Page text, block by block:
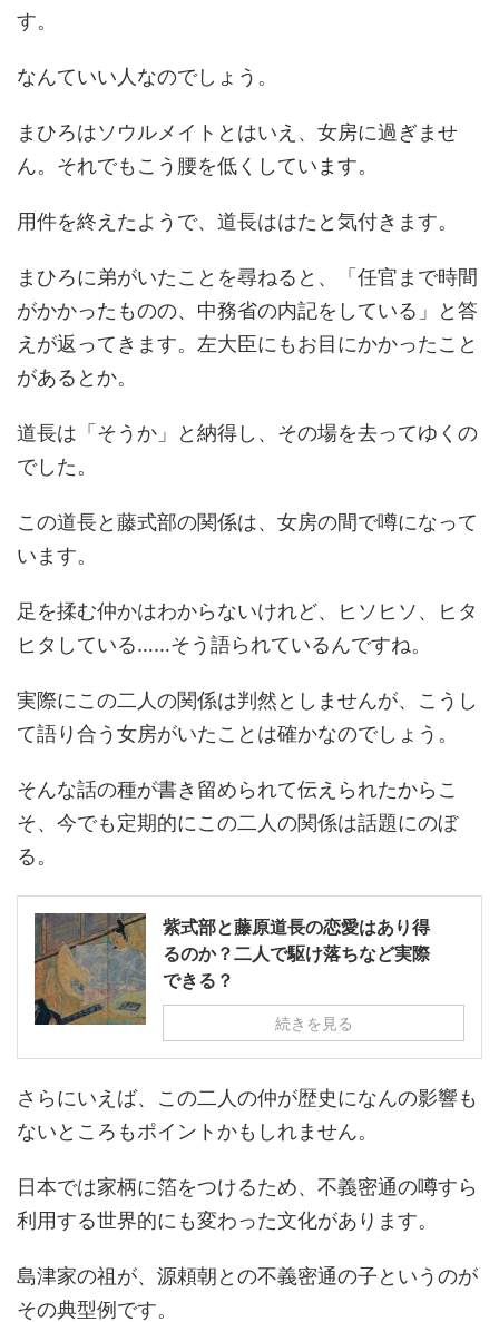
す。
なんていい人なのでしょう。
まひろはソウルメイトとはいえ、女房に過ぎませ
ん。それでもこう腰を低くしています。
用件を終えたようで、道長ははたと気付きます。
まひろに弟がいたことを尋ねると、「任官まで時間
がかかったものの、中務省の内記をしている」と答
えが返ってきます。左大臣にもお目にかかったこと
があるとか。
道長は「そうか」と納得し、その場を去ってゆくの
でした。
この道長と藤式部の関係は、女房の間で噂になって
います。
足を揉む仲かはわからないけれど、ヒソヒソ、ヒタ
ヒタしている……そう語られているんですね。
実際にこの二人の関係は判然としませんが、こうし
て語り合う女房がいたことは確かなのでしょう。
そんな話の種が書き留められて伝えられたからこ
そ、今でも定期的にこの二人の関係は話題にのぼ
る。
紫式部と藤原道長の恋愛はあり得
るのか？二人で駆け落ちなど実際
できる？
続きを見る
さらにいえば、この二人の仲が歴史になんの影響も
ないところもポイントかもしれません。
日本では家柄に箔をつけるため、不義密通の噂すら
利用する世界的にも変わった文化があります。
島津家の祖が、源頼朝との不義密通の子というのが
その典型例です。